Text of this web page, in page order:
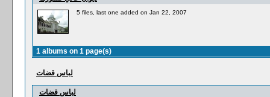
5 files, last one added on Jan 22, 2007
1 albums on 1 page(s)
لباس قضات
لباس قضات